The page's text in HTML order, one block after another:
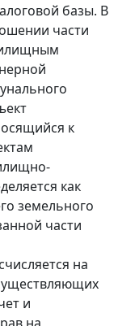
базы. В
части
к
как
земельного
части
на
и